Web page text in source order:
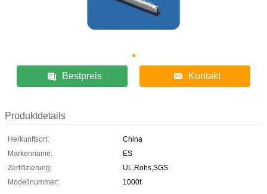
Bestpreis Kontakt
Produktdetails
Herkunftsort:
China
Markenname:
ES
Zertifizierung:
UL,Rohs,SGS
Modellnummer:
1000f